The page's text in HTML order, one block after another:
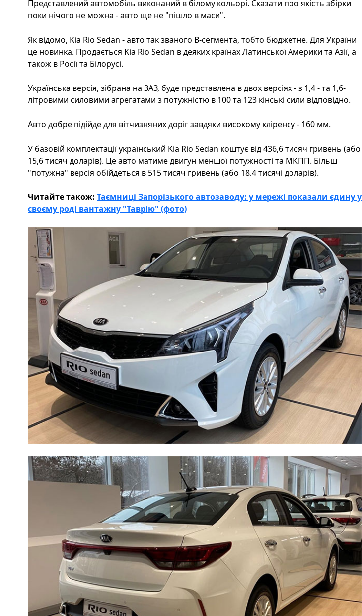
Представлений автомобіль виконаний в білому кольорі. Сказати про якість збірки
поки нічого не можна - авто ще не "пішло в маси".
Як відомо, Kia Rio Sedan - авто так званого В-сегмента, тобто бюджетне. Для України
це новинка. Продається Kia Rio Sedan в деяких країнах Латинської Америки та Азії, а
також в Росії та Білорусі.
Українська версія, зібрана на ЗАЗ, буде представлена в двох версіях - з 1,4 - та 1,6-
літровими силовими агрегатами з потужністю в 100 та 123 кінські сили відповідно.
Авто добре підійде для вітчизняних доріг завдяки високому кліренсу - 160 мм.
У базовій комплектації український Kia Rio Sedan коштує від 436,6 тисяч гривень (або
15,6 тисяч доларів). Це авто матиме двигун меншої потужності та МКПП. Більш
"потужна" версія обійдеться в 515 тисяч гривень (або 18,4 тисячі доларів).
Читайте також: Таємниці Запорізького автозаводу: у мережі показали єдину у
своєму роді вантажну "Таврію" (фото)